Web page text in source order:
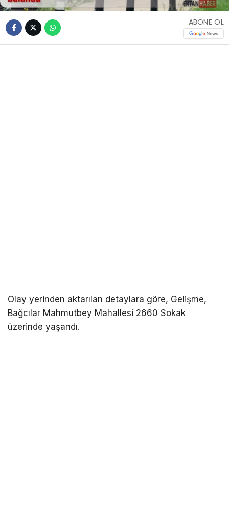
ABONE OL
Olay yerinden aktarılan detaylara göre, Gelişme,
Bağcılar Mahmutbey Mahallesi 2660 Sokak
üzerinde yaşandı.